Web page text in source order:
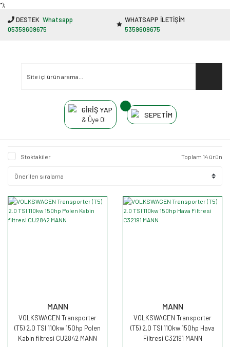
"');
DESTEK Whatsapp
05359609675
WHATSAPP İLETİŞİM
5359609675
GİRİŞ YAP
& Üye Ol
SEPETİM
Stoktakiler Toplam 14 ürün
MANN
VOLKSWAGEN Transporter
(T5) 2.0 TSI 110kw 150hp Polen
Kabin filtresi CU2842 MANN
MANN
VOLKSWAGEN Transporter
(T5) 2.0 TSI 110kw 150hp Hava
Filtresi C32191 MANN